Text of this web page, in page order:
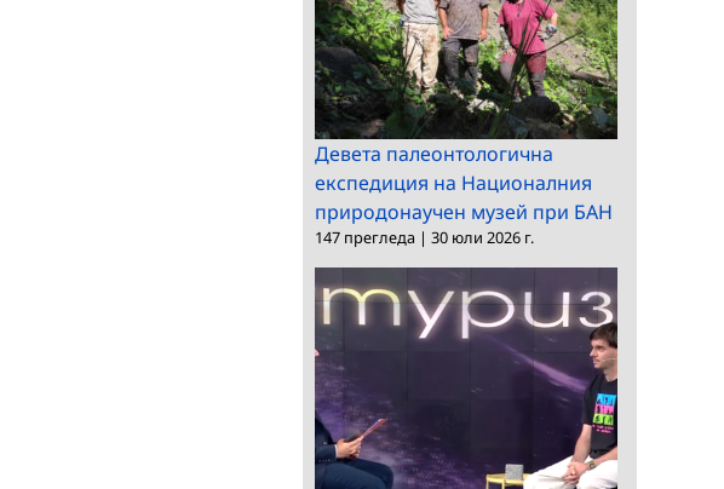
Девета палеонтологична
експедиция на Националния
природонаучен музей при БАН
147 прегледа | 30 юли 2026 г.